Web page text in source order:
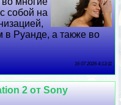
собой на
в Руанде, а также во
16 07 2026 4:13:11
2 от Sony